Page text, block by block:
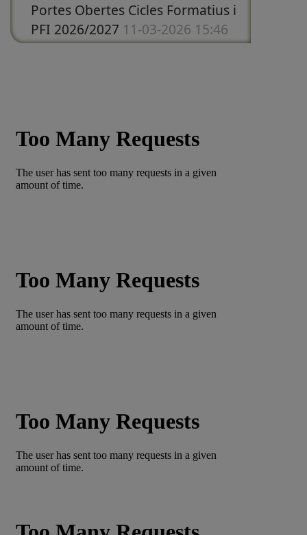
Portes Obertes Cicles Formatius i
PFI 2026/2027 11-03-2026 15:46
2026 11:55
Candidats seleccionats Erasmus+
Estiu 2026 - Grau Mitjà22-02-2026
18:31
Erasmus+15-01-2026 15:59
Erasmus+ Reunió informativa amb
les famílies15-12-2025 16:24
Calendari escolar 2025/2026